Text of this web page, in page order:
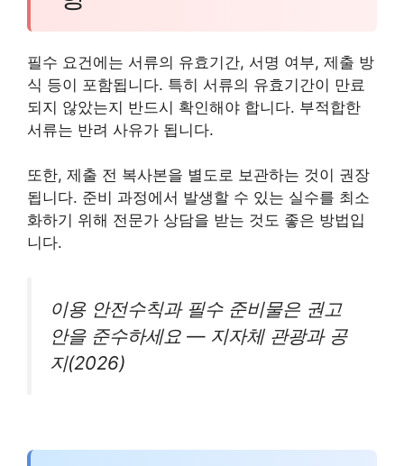
필수 요건에는 서류의 유효기간, 서명 여부, 제출 방
식 등이 포함됩니다. 특히 서류의 유효기간이 만료
되지 않았는지 반드시 확인해야 합니다. 부적합한
서류는 반려 사유가 됩니다.
또한, 제출 전 복사본을 별도로 보관하는 것이 권장
됩니다. 준비 과정에서 발생할 수 있는 실수를 최소
화하기 위해 전문가 상담을 받는 것도 좋은 방법입
니다.
이용 안전수칙과 필수 준비물은 권고
안을 준수하세요 — 지자체 관광과 공
지(2026)